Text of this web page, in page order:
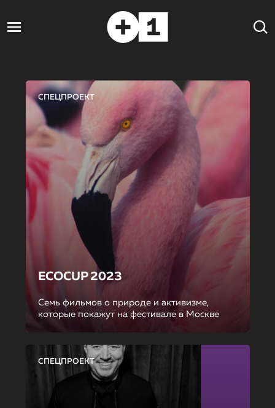
СПЕЦПРОЕКТ
ECOCUP 2023
Семь фильмов о природе и активизме,
которые покажут на фестивале в Москве
СПЕЦПРОЕКТ